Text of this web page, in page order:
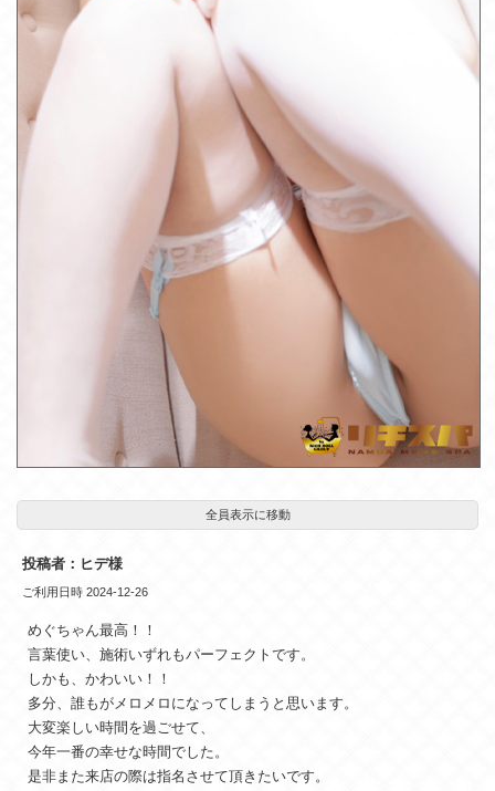
全員表示に移動
投稿者：ヒデ様
ご利用日時 2024-12-26
めぐちゃん最高！！
言葉使い、施術いずれもパーフェクトです。
しかも、かわいい！！
多分、誰もがメロメロになってしまうと思います。
大変楽しい時間を過ごせて、
今年一番の幸せな時間でした。
是非また来店の際は指名させて頂きたいです。